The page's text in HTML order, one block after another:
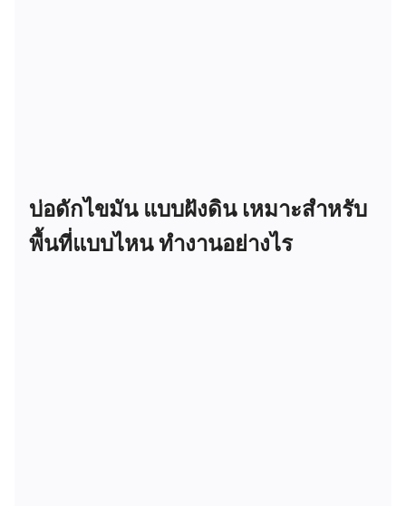
บ่อดักไขมัน แบบฝังดิน เหมาะสำหรับ
พื้นที่แบบไหน ทำงานอย่างไร